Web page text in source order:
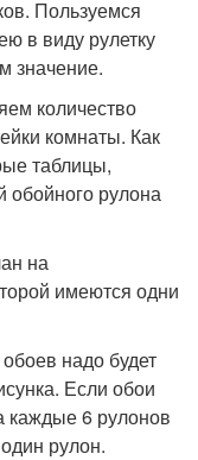
Пользуемся
в виду рулетку
значение.
количество
комнаты. Как
таблицы,
обойного рулона
на
имеются одни
надо будет
Если обои
каждые 6 рулонов
рулон.